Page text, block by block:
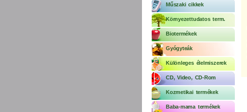
Műszaki cikkek
Környezettudatos term.
Biotermékek
Gyógyteák
Különleges élelmiszerek
CD, Video, CD-Rom
Kozmetikai termékek
Baba-mama termékek